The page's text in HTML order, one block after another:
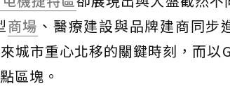
商場 、醫療建設與品牌建商同步
城市重心北移的關鍵時刻，而以
區塊。